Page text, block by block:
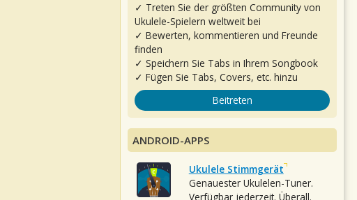
✓ Treten Sie der größten Community von
Ukulele-Spielern weltweit bei
✓ Bewerten, kommentieren und Freunde
finden
✓ Speichern Sie Tabs in Ihrem Songbook
✓ Fügen Sie Tabs, Covers, etc. hinzu
Beitreten
ANDROID-APPS
Ukulele Stimmgerät
Genauester Ukulelen-Tuner.
Verfügbar jederzeit. Überall.